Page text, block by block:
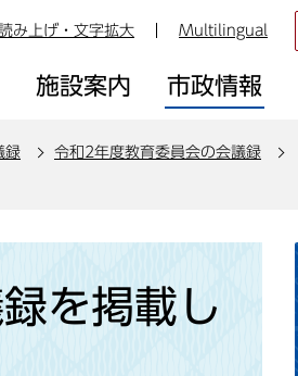
み上げ・文字拡大 Multilingual
施設案内 市政情報
録
令和2年度教育委員会の会議録
を掲載し